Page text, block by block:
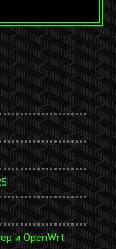
и OpenWrt